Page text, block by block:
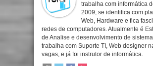
trabalha com informática
2009, se identifica com
Web, Hardware e fica
redes de computadores. Atualmente é
de Analise e desenvolvimento de
trabalha com Suporte TI, Web designer
vagas, e já foi instrutor de informática.